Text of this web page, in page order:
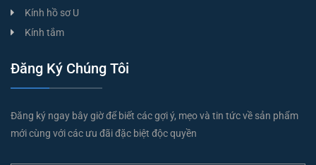
Kính hồ sơ U
Kính tắm
Đăng Ký Chúng Tôi
Đăng ký ngay bây giờ để biết các gợi ý, mẹo và tin tức về sản phẩm
mới cùng với các ưu đãi đặc biệt độc quyền